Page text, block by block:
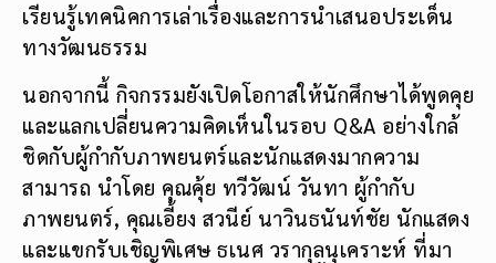
เรียนรู้เทคนิคการเล่าเรื่องและการนำเสนอประเด็น
ทางวัฒนธรรม
นอกจากนี้ กิจกรรมยังเปิดโอกาสให้นักศึกษาได้พูดคุย
และแลกเปลี่ยนความคิดเห็นในรอบ Q&A อย่างใกล้
ชิดกับผู้กำกับภาพยนตร์และนักแสดงมากความ
สามารถ นำโดย คุณคุ้ย ทวีวัฒน์ วันทา ผู้กำกับ
ภาพยนตร์, คุณเอี้ยง สวนีย์ นาวินธนันท์ชัย นักแสดง
และแขกรับเชิญพิเศษ ธเนศ วรากุลนุเคราะห์ ที่มา